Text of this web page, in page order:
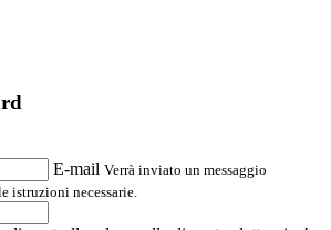
E-mail Verrà inviato un messaggio
istruzioni necessarie.